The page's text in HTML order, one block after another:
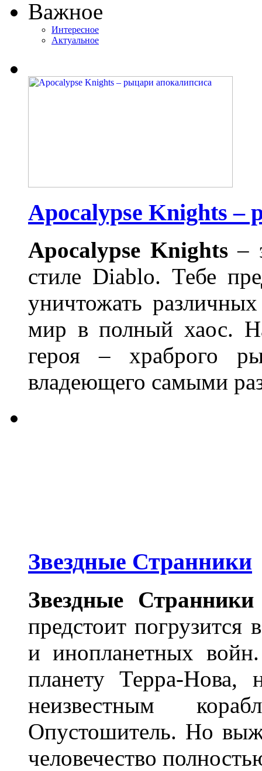
Важное
Интересное
Актуальное
Apocalypse Knights –
Apocalypse Knights–
стиле Diablo. Тебе
уничтожать
мир в полный хаос.
героя – храброго
владеющего самыми
Звездные Странники
Звездные Странники
предстоит погрузится
и инопланетных
планету Терра-
неизвестным
Опустошитель. Но
человечество